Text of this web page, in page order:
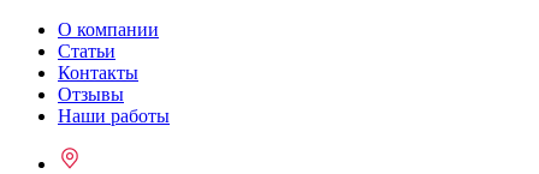
О компании
Статьи
Контакты
Отзывы
Наши работы